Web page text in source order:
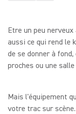
Etre un peu
aussi ce qui rend le
de se donner à
proches ou une
Mais l'équipement
votre trac sur